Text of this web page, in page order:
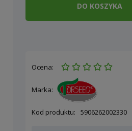
DO KOSZYKA
Ocena:
Marka:
Kod produktu: 5906262002330